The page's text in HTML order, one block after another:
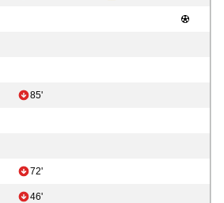
85'
72'
46'